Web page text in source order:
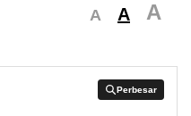
A A A
Perbesar
Perbesar